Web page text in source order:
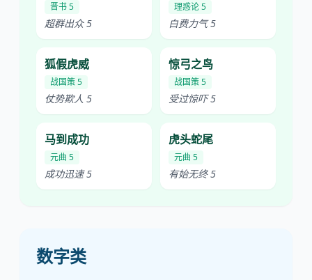
晋书 5
超群出众 5
理惑论 5
白费力气 5
狐假虎威
战国策 5
仗势欺人 5
惊弓之鸟
战国策 5
受过惊吓 5
马到成功
元曲 5
成功迅速 5
虎头蛇尾
元曲 5
有始无终 5
数字类